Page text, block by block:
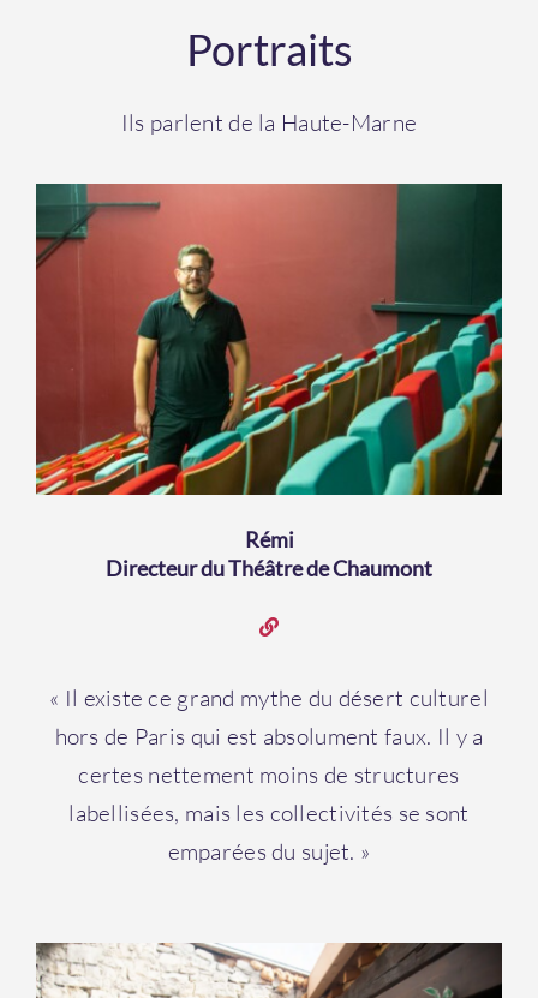
Portraits
Ils parlent de la Haute-Marne
Rémi
Directeur du Théâtre de Chaumont
« Il existe ce grand mythe du désert culturel
hors de Paris qui est absolument faux. Il y a
certes nettement moins de structures
labellisées, mais les collectivités se sont
emparées du sujet. »